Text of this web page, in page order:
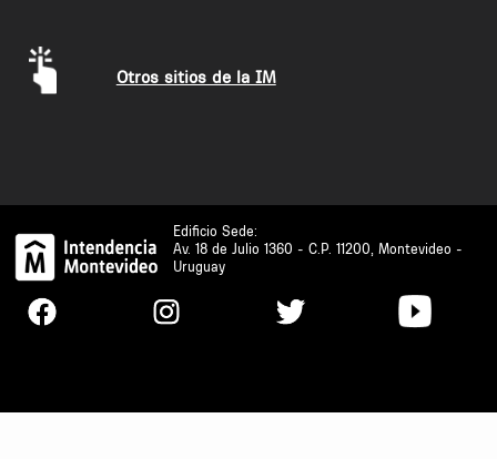
Otros sitios de la IM
Edificio Sede:
Av. 18 de Julio 1360 - C.P. 11200, Montevideo -
Uruguay